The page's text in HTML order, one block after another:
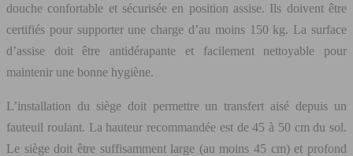
douche confortable et sécurisée en position assise. Ils doivent être
certifiés pour supporter une charge d’au moins 150 kg. La surface
d’assise doit être antidérapante et facilement nettoyable pour
maintenir une bonne hygiène.
L’installation du siège doit permettre un transfert aisé depuis un
fauteuil roulant. La hauteur recommandée est de 45 à 50 cm du sol.
Le siège doit être suffisamment large (au moins 45 cm) et profond